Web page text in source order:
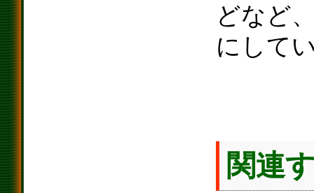
どなど
にして
関連